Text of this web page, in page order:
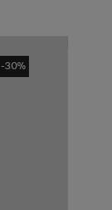
-30%